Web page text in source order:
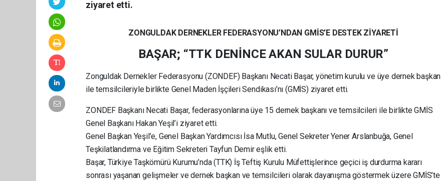
ziyaret etti.
ZONGULDAK DERNEKLER FEDERASYONU’NDAN GMİS’E DESTEK ZİYARETİ
BAŞAR; “TTK DENİNCE AKAN SULAR DURUR”
Zonguldak Dernekler Federasyonu (ZONDEF) Başkanı Necati Başar, yönetim kurulu ve üye dernek başkan
ile temsilcileriyle birlikte Genel Maden İşçileri Sendikası’nı (GMİS) ziyaret etti.
ZONDEF Başkanı Necati Başar, federasyonlarına üye 15 dernek başkanı ve temsilcileri ile birlikte GMİS
Genel Başkanı Hakan Yeşil’i ziyaret etti.
Genel Başkan Yeşil’e, Genel Başkan Yardımcısı İsa Mutlu, Genel Sekreter Yener Arslanbuğa, Genel
Teşkilatlandırma ve Eğitim Sekreteri Tayfun Demir eşlik etti.
Başar, Türkiye Taşkömürü Kurumu’nda (TTK) İş Teftiş Kurulu Müfettişlerince geçici iş durdurma kararı
sonrası yaşanan gelişmeler ve dernek başkan ve temsilcileri olarak dayanışma göstermek üzere GMİS’te